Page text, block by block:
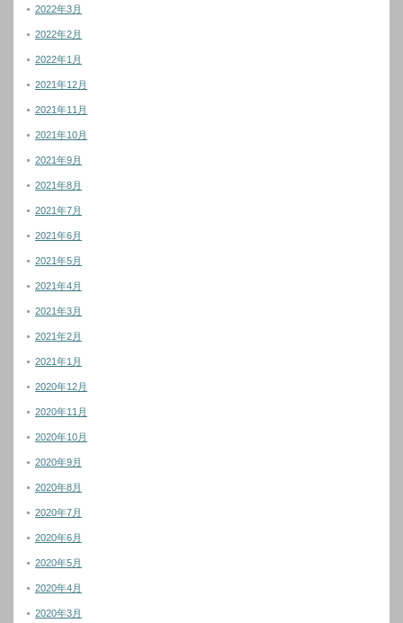
2022年3月
2022年2月
2022年1月
2021年12月
2021年11月
2021年10月
2021年9月
2021年8月
2021年7月
2021年6月
2021年5月
2021年4月
2021年3月
2021年2月
2021年1月
2020年12月
2020年11月
2020年10月
2020年9月
2020年8月
2020年7月
2020年6月
2020年5月
2020年4月
2020年3月